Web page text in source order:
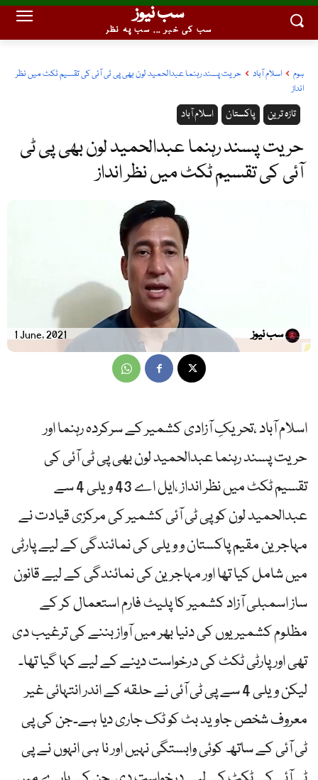
سب نیوز
سب کی خبر ... سب پہ نظر
ہوم اسلام آباد
حریت پسند رہنما عبدالحمید لون بھی پی ٹی آئی کی تقسیم ٹکٹ میں نظر
انداز
اسلام آباد پاکستان تازہ ترین
حریت پسند رہنما عبدالحمید لون بھی پی ٹی
آئی کی تقسیم ٹکٹ میں نظر انداز
1 June, 2021 سب نیوز
اسلام آباد ،تحریکِ آزادی کشمیر کے سرکردہ رہنما اور
حریت پسند رہنما عبدالحمید لون بھی پی ٹی آئی کی
تقسیم ٹکٹ میں نظر انداز ،ایل اے 43 ویلی 4 سے
عبدالحمید لون کو پی ٹی آئی کشمیر کی مرکزی قیادت نے
مہاجرین مقیم پاکستان و ویلی کی نمائندگی کے لیے پارٹی
میں شامل کیا تھا اور مہاجرین کی نمائندگی کے لیے قانون
ساز اسمبلی آزاد کشمیر کا پلیٹ فارم استعمال کر کے
مظلوم کشمیریوں کی دنیا بھر میں آواز بننے کی ترغیب دی
تھی اور پارٹی ٹکٹ کی درخواست دینے کے لیے کہا گیا تھا۔
لیکن ویلی 4 سے پی ٹی آئی نے حلقہ کے اندر انتہائی غیر
معروف شخص جاوید بٹ کو ٹک جاری دیا ہے۔جن کی پی
ٹی آئی کے ساتھ کوئی وابستگی نہیں اور نا ہی انہوں نے پی